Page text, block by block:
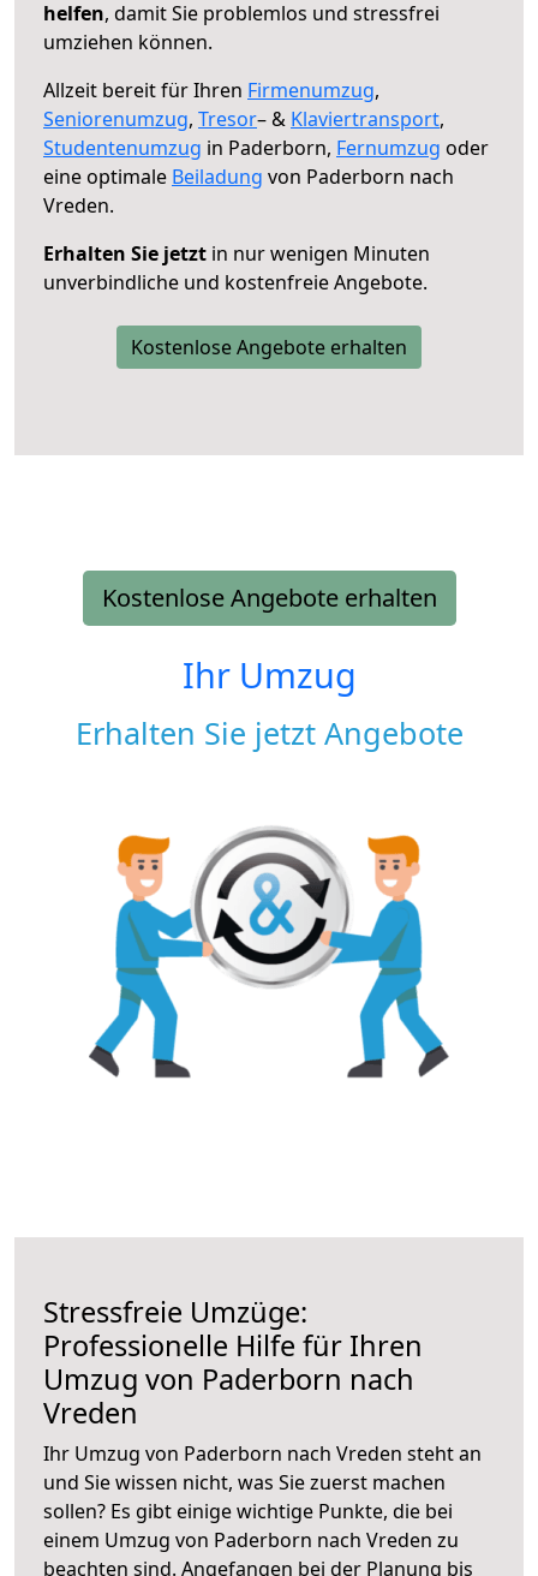
helfen, damit Sie problemlos und stressfrei
umziehen können.
Allzeit bereit für Ihren Firmenumzug,
Seniorenumzug, Tresor– & Klaviertransport,
Studentenumzug in Paderborn, Fernumzug oder
eine optimale Beiladung von Paderborn nach
Vreden.
Erhalten Sie jetzt in nur wenigen Minuten
unverbindliche und kostenfreie Angebote.
Kostenlose Angebote erhalten
Kostenlose Angebote erhalten
Ihr Umzug
Erhalten Sie jetzt Angebote
Stressfreie Umzüge:
Professionelle Hilfe für Ihren
Umzug von Paderborn nach
Vreden
Ihr Umzug von Paderborn nach Vreden steht an
und Sie wissen nicht, was Sie zuerst machen
sollen? Es gibt einige wichtige Punkte, die bei
einem Umzug von Paderborn nach Vreden zu
beachten sind. Angefangen bei der Planung bis